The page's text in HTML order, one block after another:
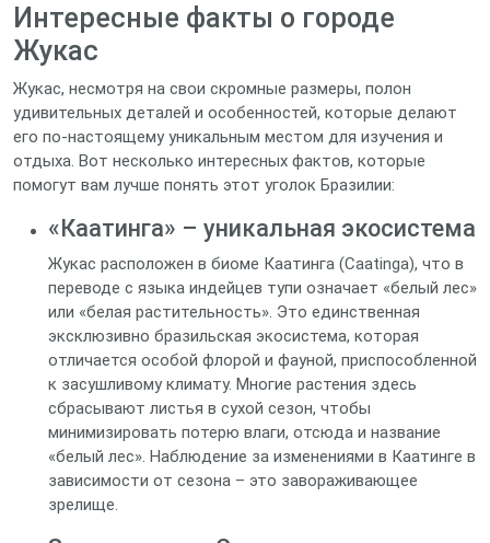
Интересные факты о городе
Жукас
Жукас, несмотря на свои скромные размеры, полон
удивительных деталей и особенностей, которые делают
его по-настоящему уникальным местом для изучения и
отдыха. Вот несколько интересных фактов, которые
помогут вам лучше понять этот уголок Бразилии:
«Каатинга» – уникальная экосистема
Жукас расположен в биоме Каатинга (Caatinga), что в
переводе с языка индейцев тупи означает «белый лес»
или «белая растительность». Это единственная
эксклюзивно бразильская экосистема, которая
отличается особой флорой и фауной, приспособленной
к засушливому климату. Многие растения здесь
сбрасывают листья в сухой сезон, чтобы
минимизировать потерю влаги, отсюда и название
«белый лес». Наблюдение за изменениями в Каатинге в
зависимости от сезона – это завораживающее
зрелище.